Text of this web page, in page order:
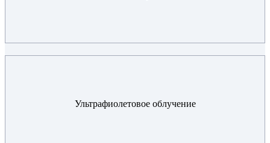
Ультрафиолетовое облучение